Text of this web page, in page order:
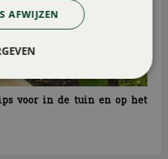
voor in de tuin en op het
AFWIJZEN